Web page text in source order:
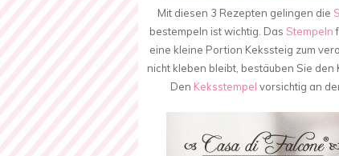
Mit diesen 3 Rezepten gelingen die
bestempeln ist wichtig. Das Stempeln
eine kleine Portion Kekssteig zum
nicht kleben bleibt, bestäuben Sie den
Den Keksstempel vorsichtig an